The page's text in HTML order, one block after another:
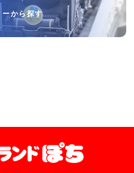
ーから探す